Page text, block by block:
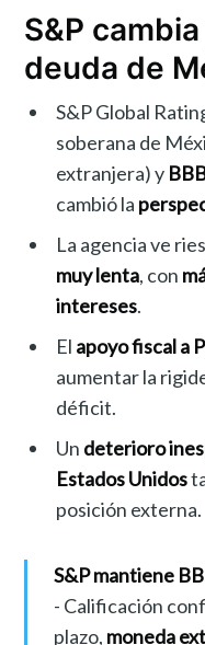
S&P
deuda de
S&P Global
soberana de
extranjera) y
cambió la
La agencia ve
muy lenta, con
intereses.
El apoyo fiscal a
aumentar la
déficit.
Un deterioro
Estados Unidos
posición externa.
S&P mantiene
- Calificación
plazo, moneda